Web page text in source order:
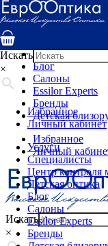
Услуги
Специалисты
Детская оптика
Блог
Салоны
Essilor Experts
Бренды
Детская
Избранное
Личный
Искать
×
Искать
×
Избранное
Личный кабинет
Услуги
Специалисты
Центр контроля
Детская оптика
Блог
Салоны
Essilor Experts
Бренды